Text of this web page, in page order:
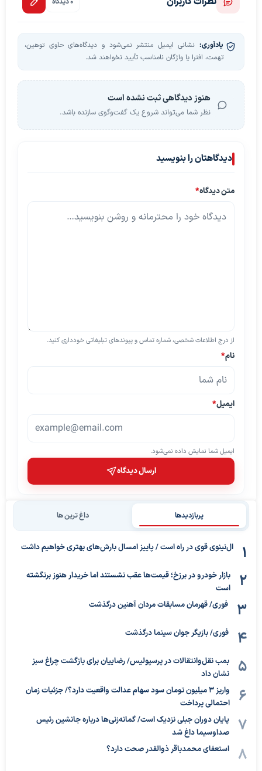
یادآوری: نشانی ایمیل منتشر نمی‌شود و دیدگاه‌های حاوی توهین،
تهمت، افترا یا واژگان نامناسب تأیید نخواهند شد.
هنوز دیدگاهی ثبت نشده است
نظر شما می‌تواند شروع یک گفت‌وگوی سازنده باشد.
دیدگاهتان را بنویسید
متن دیدگاه*
از درج اطلاعات شخصی، شماره تماس و پیوندهای تبلیغاتی خودداری کنید.
نام*
ایمیل*
ایمیل شما نمایش داده نمی‌شود.
ارسال دیدگاه
پربازدیدها داغ ترین ها
ال‌نینوی قوی در راه است / پاییز امسال بارش‌های بهتری خواهیم داشت
بازار خودرو در برزخ؛ قیمت‌ها عقب نشستند اما خریدار هنوز برنگشته
است
فوری/ قهرمان مسابقات مردان آهنین درگذشت
فوری/ بازیگر جوان سینما درگذشت
بمب نقل‌وانتقالات در پرسپولیس/ رضاییان برای بازگشت چراغ سبز
نشان داد
واریز ۳ میلیون تومان سود سهام عدالت واقعیت دارد؟/ جزئیات زمان
احتمالی پرداخت
پایان دوران جبلی نزدیک است/ گمانه‌زنی‌ها درباره جانشین رئیس
صداوسیما داغ شد
استعفای محمدباقر ذوالقدر صحت دارد؟